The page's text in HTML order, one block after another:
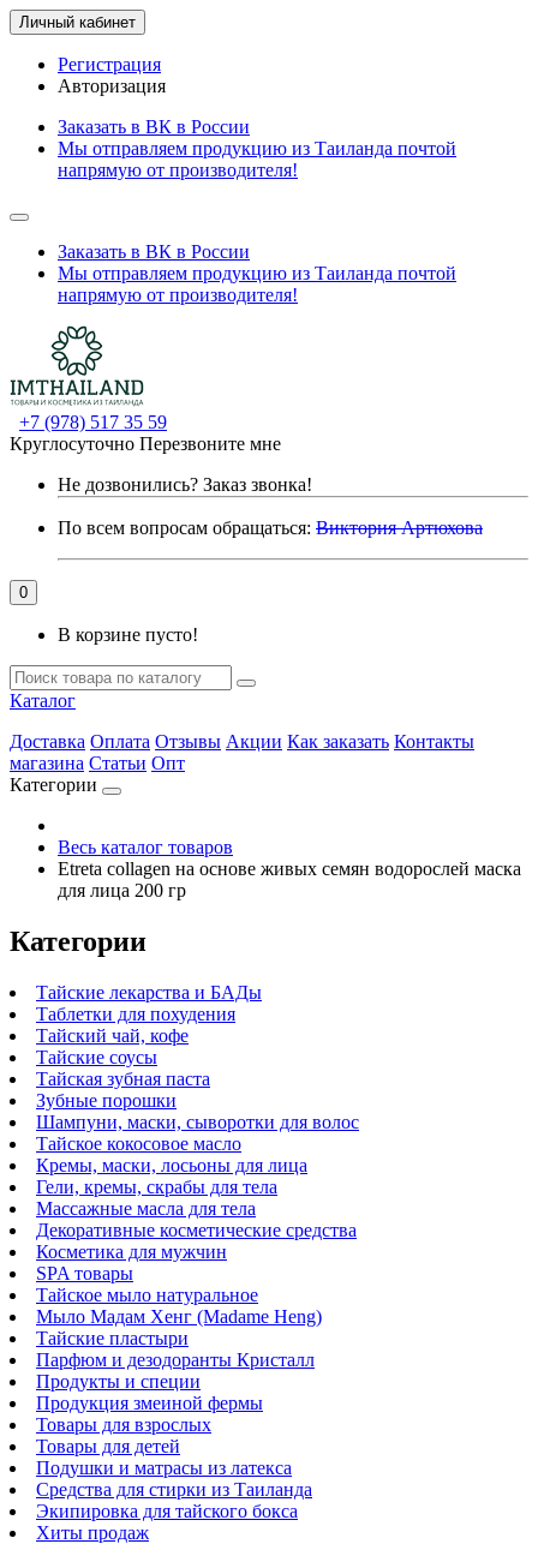
Личный кабинет
Регистрация
Авторизация
Заказать в ВК в России
Мы отправляем продукцию из Таиланда почтой
напрямую от производителя!
Заказать в ВК в России
Мы отправляем продукцию из Таиланда почтой
напрямую от производителя!
+7 (978) 517 35 59
Круглосуточно Перезвоните мне
Не дозвонились? Заказ звонка!
По всем вопросам обращаться: Виктория Артюхова
0
В корзине пусто!
Каталог
Доставка Оплата Отзывы Акции Как заказать Контакты
магазина Статьи Опт
Категории
Весь каталог товаров
Etreta collagen на основе живых семян водорослей маска
для лица 200 гр
Категории
Тайские лекарства и БАДы
Таблетки для похудения
Тайский чай, кофе
Тайские соусы
Тайская зубная паста
Зубные порошки
Шампуни, маски, сыворотки для волос
Тайское кокосовое масло
Кремы, маски, лосьоны для лица
Гели, кремы, скрабы для тела
Массажные масла для тела
Декоративные косметические средства
Косметика для мужчин
SPA товары
Тайское мыло натуральное
Мыло Мадам Хенг (Madame Heng)
Тайские пластыри
Парфюм и дезодоранты Кристалл
Продукты и специи
Продукция змеиной фермы
Товары для взрослых
Товары для детей
Подушки и матрасы из латекса
Средства для стирки из Таиланда
Экипировка для тайского бокса
Хиты продаж